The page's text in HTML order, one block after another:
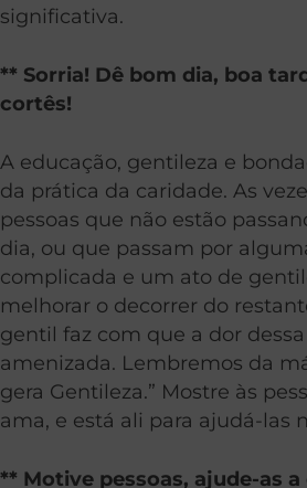
significativa.
** Sorria! Dê bom dia, boa
cortês!
A educação, gentileza e
da prática da caridade. As
pessoas que não estão
dia, ou que passam por
complicada e um ato de
melhorar o decorrer do
gentil faz com que a dor dessa
amenizada. Lembremos da
gera Gentileza.” Mostre às
ama, e está ali para ajudá-las
** Motive pessoas, ajude-as